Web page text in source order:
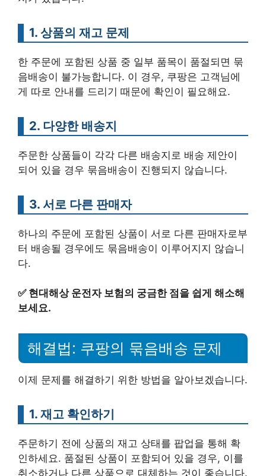
1. 상품의 재고 문제
한 주문에 포함된 상품 중 일부 품목이 품절되면 묶
음배송이 불가능합니다. 이 경우, 쿠팡은 고객님에
게 따로 안내를 드리기 때문에 확인이 필요해요.
2. 다양한 배송지
주문한 상품들이 각각 다른 배송지로 배송 제안이
되어 있을 경우 묶음배송이 진행되지 않습니다.
3. 서로 다른 판매자
하나의 주문에 포함된 상품이 서로 다른 판매자로부
터 배송될 경우에도 묶음배송이 이루어지지 않습니
다.
✅ 현대해상 운전자 보험의 궁금한 점을 쉽게 해소해
보세요.
해결법: 쿠팡의 묶음배송 문제
이제 문제를 해결하기 위한 방법을 알아보겠습니다.
1. 재고 확인하기
주문하기 전에 상품의 재고 상태를 팝업을 통해 확
인하세요. 품절된 상품이 포함되어 있을 경우, 이를
취소하거나 다른 상품으로 대체하는 것이 좋습니다.